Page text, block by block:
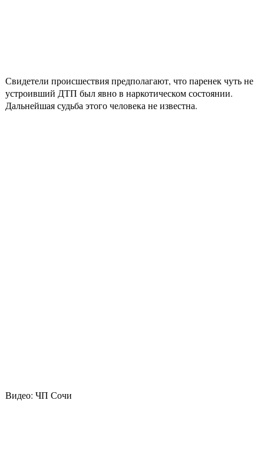
Свидетели происшествия предполагают, что паренек чуть не
устроивший ДТП был явно в наркотическом состоянии.
Дальнейшая судьба этого человека не известна.
Видео: ЧП Сочи